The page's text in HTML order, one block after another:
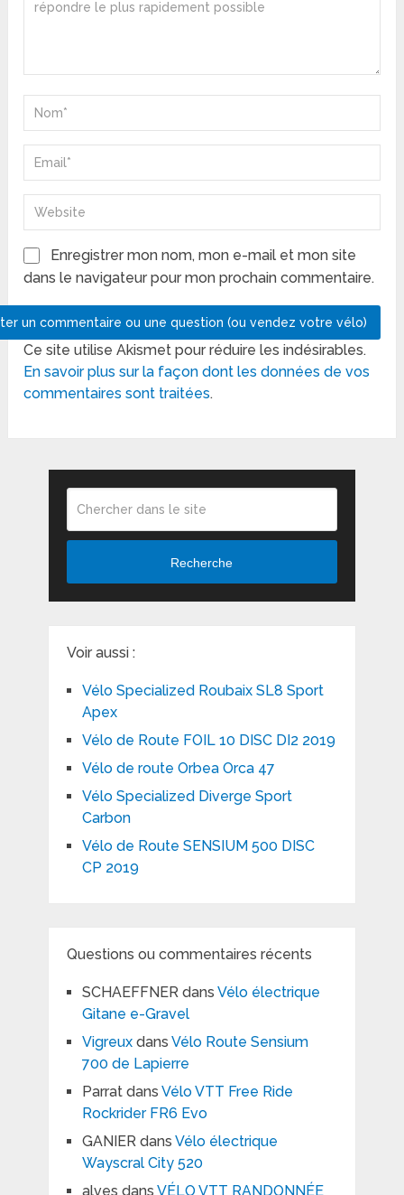
Enregistrer mon nom, mon e-mail et mon site
dans le navigateur pour mon prochain commentaire.
Ce site utilise Akismet pour réduire les indésirables.
En savoir plus sur la façon dont les données de vos
commentaires sont traitées.
Recherche
Voir aussi :
Vélo Specialized Roubaix SL8 Sport
Apex
Vélo de Route FOIL 10 DISC DI2 2019
Vélo de route Orbea Orca 47
Vélo Specialized Diverge Sport
Carbon
Vélo de Route SENSIUM 500 DISC
CP 2019
Questions ou commentaires récents
SCHAEFFNERdans Vélo électrique
Gitane e-Gravel
Vigreuxdans Vélo Route Sensium
700 de Lapierre
Parratdans Vélo VTT Free Ride
Rockrider FR6 Evo
GANIERdans Vélo électrique
Wayscral City 520
alves dans VÉLO VTT RANDONNÉE